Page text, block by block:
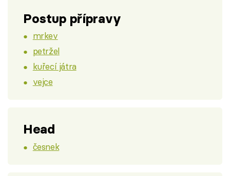
Postup přípravy
mrkev
petržel
kuřecí játra
vejce
Head
česnek